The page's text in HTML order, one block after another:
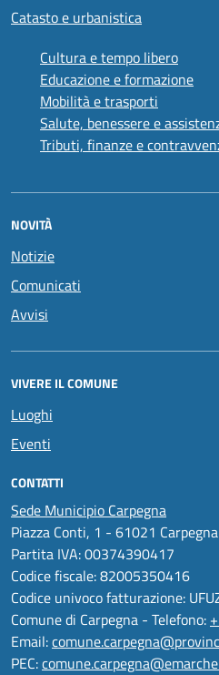
Catasto e urbanistica
Cultura e tempo libero
Educazione e formazione
Mobilità e trasporti
Salute, benessere e
Tributi, finanze e
NOVITÀ
Notizie
Comunicati
Avvisi
VIVERE IL COMUNE
Luoghi
Eventi
CONTATTI
Sede Municipio Carpegna
Piazza Conti, 1 - 61021 Carpegna
Partita IVA: 00374390417
Codice fiscale: 82005350416
Codice univoco fatturazione:
Comune di Carpegna - Telefono:
Email:
PEC: